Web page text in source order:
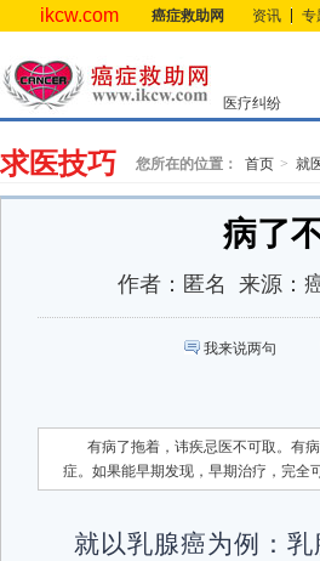
ikcw.com 癌症救助网 资讯 专
医疗纠纷
求医技巧 您所在的位置： 首页 就
病了
作者： 匿名 来源：
我来说两句
有病了拖着，讳疾忌医不可取。有
症。如果能早期发现，早期治疗，完全
就以乳腺癌为例：